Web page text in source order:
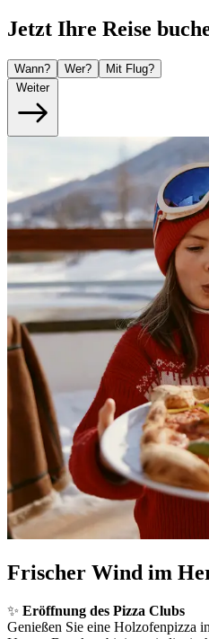
Jetzt Ihre Reise
Wann? Wer?
Mit Flug?
Weiter
Frischer Wind im
✨ Eröffnung des Pizza Clubs
Genießen Sie eine Holzofenpizza